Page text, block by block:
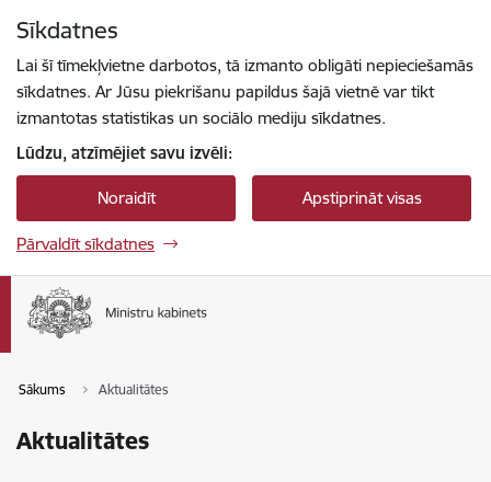
Sīkdatnes
Lai šī tīmekļvietne darbotos, tā izmanto obligāti nepieciešamās
sīkdatnes. Ar Jūsu piekrišanu papildus šajā vietnē var tikt
izmantotas statistikas un sociālo mediju sīkdatnes.
Lūdzu, atzīmējiet savu izvēli:
Noraidīt Apstiprināt visas
Pārvaldīt sīkdatnes
Sākums Aktualitātes
Aktualitātes